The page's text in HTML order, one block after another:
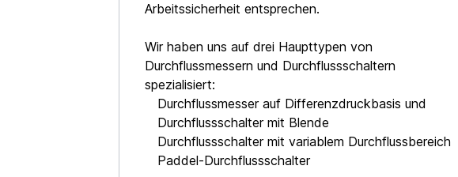
Arbeitssicherheit entsprechen.
Wir haben uns auf drei Haupttypen von
Durchflussmessern und Durchflussschaltern
spezialisiert:
Durchflussmesser auf Differenzdruckbasis und
Durchflussschalter mit Blende
Durchflussschalter mit variablem Durchflussbereich
Paddel-Durchflussschalter